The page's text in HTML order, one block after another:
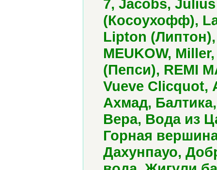
7, Jacobs,
(Косоухофф),
Lipton
MEUKOW,
(Пепси), REMI
Vueve
Ахмад,
Вера, Вода из
Горная
Дахунпауо,